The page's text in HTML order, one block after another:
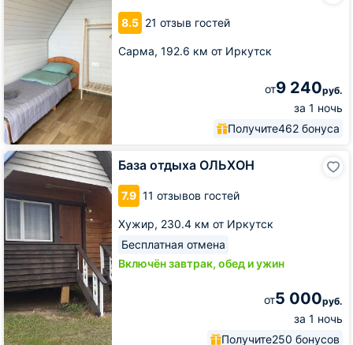
8.5 21 отзыв гостей
Сарма, 192.6 км от Иркутск
от9 240руб.
за 1 ночь
Получите462 бонуса
Тойнак
База отдыха ОЛЬХОН
7.9 11 отзывов гостей
Хужир, 230.4 км от Иркутск
Бесплатная отмена
Включён завтрак, обед и ужин
от5 000руб.
за 1 ночь
Получите250 бонусов
База
отдыха